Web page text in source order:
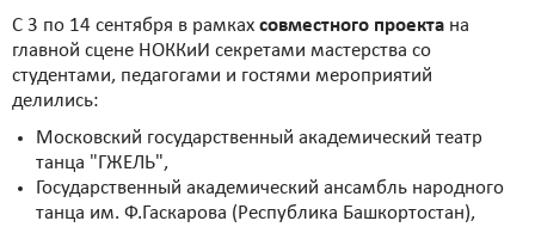
С 3 по 14 сентября в рамках совместного проекта на
главной сцене НОККиИ секретами мастерства со
студентами, педагогами и гостями мероприятий
делились:
Московский государственный академический театр
танца "ГЖЕЛЬ",
Государственный академический ансамбль народного
танца им. Ф.Гаскарова (Республика Башкортостан),